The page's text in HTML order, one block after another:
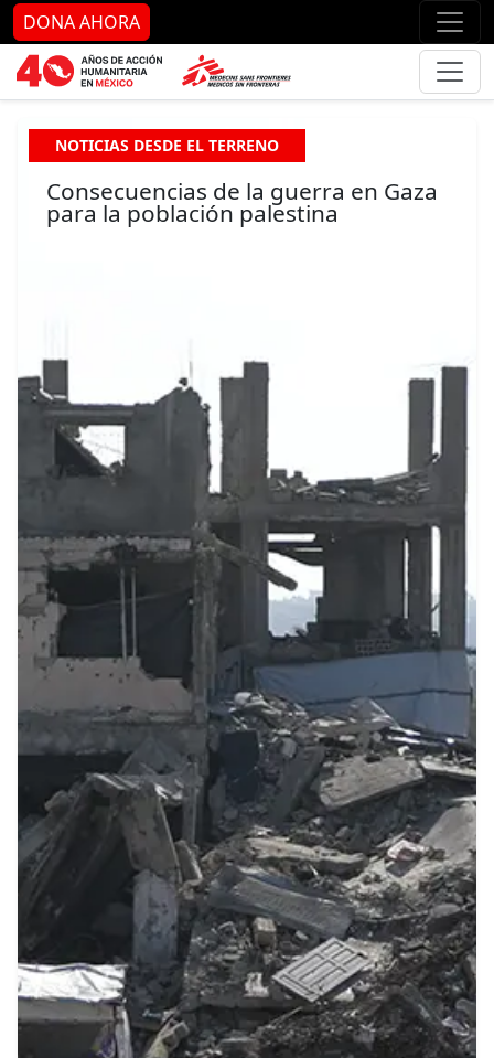
Ir al contenido principal Ir
DONA AHORA
NOTICIAS DESDE EL TERRENO
Consecuencias de la guerra en Gaza
para la población palestina